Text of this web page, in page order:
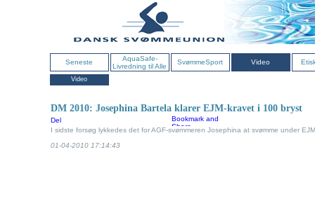
Seneste
AquaSafe-
Livredning til Alle
SvømmeSport Video
Video
DM 2010: Josephina Bartela klarer EJM-kravet i 100 bryst
Del
I sidste forsøg lykkedes det for AGF-svømmeren Josephina at svømme under
01-04-2010 17:14:43